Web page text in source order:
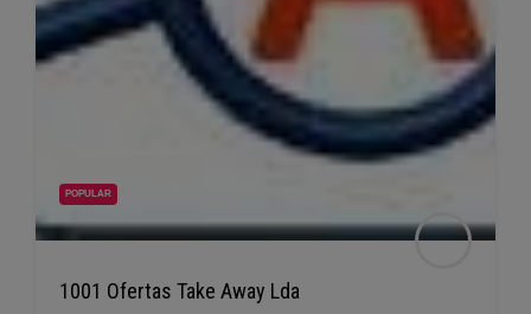
POPULAR
1001 Ofertas Take Away Lda